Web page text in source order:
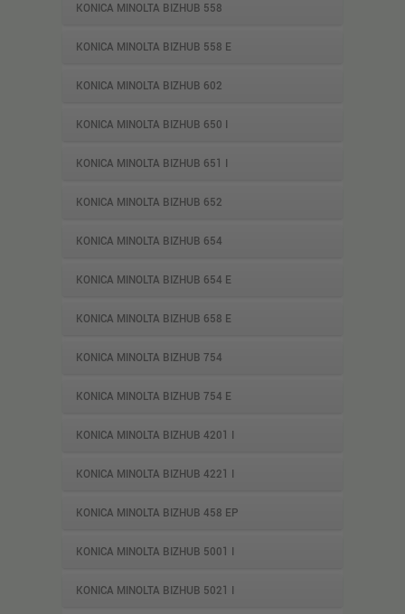
KONICA MINOLTA BIZHUB 558
KONICA MINOLTA BIZHUB 558 E
KONICA MINOLTA BIZHUB 602
KONICA MINOLTA BIZHUB 650 I
KONICA MINOLTA BIZHUB 651 I
KONICA MINOLTA BIZHUB 652
KONICA MINOLTA BIZHUB 654
KONICA MINOLTA BIZHUB 654 E
KONICA MINOLTA BIZHUB 658 E
KONICA MINOLTA BIZHUB 754
KONICA MINOLTA BIZHUB 754 E
KONICA MINOLTA BIZHUB 4201 I
KONICA MINOLTA BIZHUB 4221 I
KONICA MINOLTA BIZHUB 458 EP
KONICA MINOLTA BIZHUB 5001 I
KONICA MINOLTA BIZHUB 5021 I